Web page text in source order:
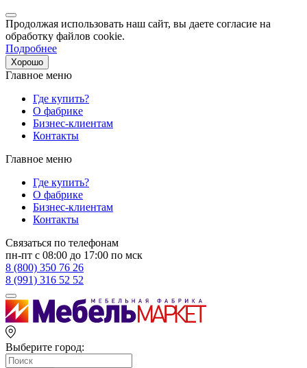
Продолжая использовать наш сайт, вы даете согласие на
обработку файлов cookie.
Подробнее
Хорошо
Главное меню
Где купить?
О фабрике
Бизнес-клиентам
Контакты
Главное меню
Где купить?
О фабрике
Бизнес-клиентам
Контакты
Связаться по телефонам
пн-пт с 08:00 до 17:00 по мск
8 (800) 350 76 26
8 (991) 316 52 52
Выберите город: